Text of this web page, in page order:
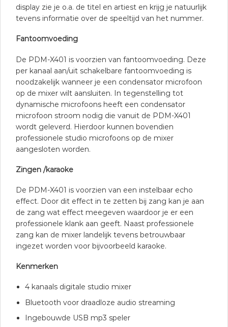
display zie je o.a. de titel en artiest en krijg je natuurlijk
tevens informatie over de speeltijd van het nummer.
Fantoomvoeding
De PDM-X401 is voorzien van fantoomvoeding. Deze
per kanaal aan/uit schakelbare fantoomvoeding is
noodzakelijk wanneer je een condensator microfoon
op de mixer wilt aansluiten. In tegenstelling tot
dynamische microfoons heeft een condensator
microfoon stroom nodig die vanuit de PDM-X401
wordt geleverd. Hierdoor kunnen bovendien
professionele studio microfoons op de mixer
aangesloten worden.
Zingen /karaoke
De PDM-X401 is voorzien van een instelbaar echo
effect. Door dit effect in te zetten bij zang kan je aan
de zang wat effect meegeven waardoor je er een
professionele klank aan geeft. Naast professionele
zang kan de mixer landelijk tevens betrouwbaar
ingezet worden voor bijvoorbeeld karaoke.
Kenmerken
4 kanaals digitale studio mixer
Bluetooth voor draadloze audio streaming
Ingebouwde USB mp3 speler